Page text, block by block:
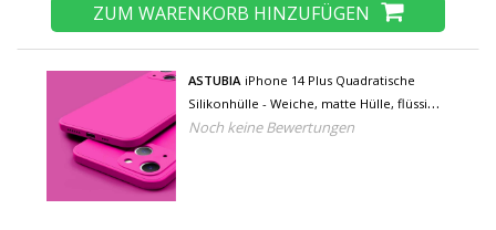
ZUM WARENKORB HINZUFÜGEN
ASTUBIA iPhone 14 Plus Quadratische
Silikonhülle - Weiche, matte Hülle, flüssige
Hülle, rosa
Noch keine Bewertungen